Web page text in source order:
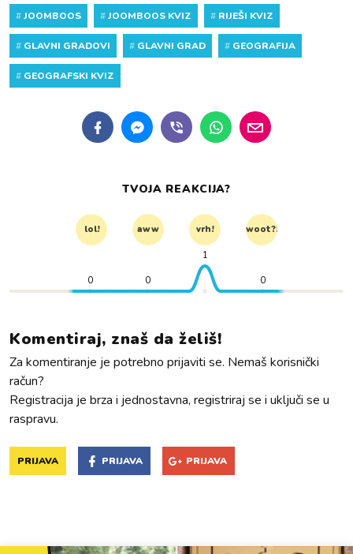
#JOOMBOOS #JOOMBOOS KVIZ # RIJEŠI KVIZ
# GLAVNI GRADOVI # GLAVNI GRAD # GEOGRAFIJA
# GEOGRAFSKI KVIZ
TVOJA REAKCIJA?
lol! aww vrh! woot?!
0 0
1
0
Komentiraj, znaš da želiš!
Za komentiranje je potrebno prijaviti se. Nemaš korisnički
račun?
Registracija je brza i jednostavna, registriraj se i uključi se u
raspravu.
PRIJAVA PRIJAVA PRIJAVA